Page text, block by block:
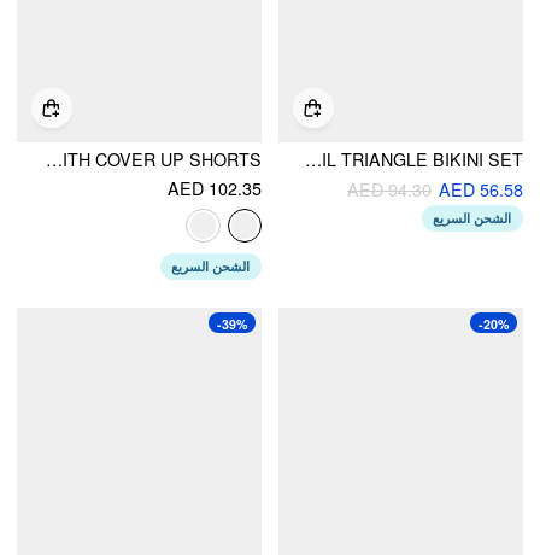
HALTER NECKLINE BUTTON DETAIL TRIANGLE BIKINI SET
AED 56.58
AED 94.30
الشحن السريع
FLORAL HALTER NECKLINE TIE SIDE TRIANGLE BIKINI SET WITH COVER UP SHORTS
AED 102.35
الشحن السريع
-20%
-39%